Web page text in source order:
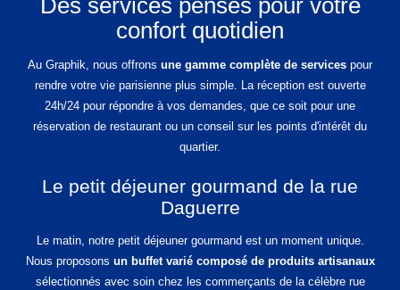
Des services pensés pour votre
confort quotidien
Au Graphik, nous offrons une gamme complète de services pour
rendre votre vie parisienne plus simple. La réception est ouverte
24h/24 pour répondre à vos demandes, que ce soit pour une
réservation de restaurant ou un conseil sur les points d'intérêt du
quartier.
Le petit déjeuner gourmand de la rue
Daguerre
Le matin, notre petit déjeuner gourmand est un moment unique.
Nous proposons un buffet varié composé de produits artisanaux
sélectionnés avec soin chez les commerçants de la célèbre rue